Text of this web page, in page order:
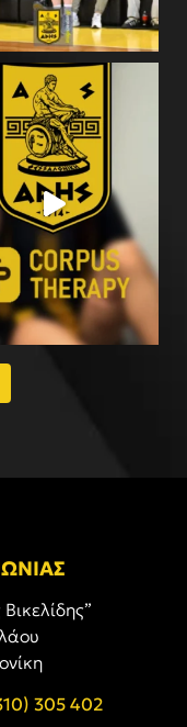
305 402